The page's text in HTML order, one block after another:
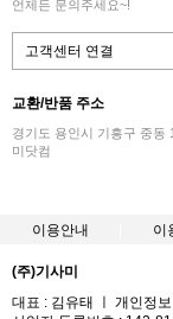
언제든 문의주세요~!
고객센터 연결
교환/반품 주소
경기도 용인시 기흥구 중동
미닷컴
이용안내 이
(주)기사미
대표 : 김유태 ㅣ 개인정